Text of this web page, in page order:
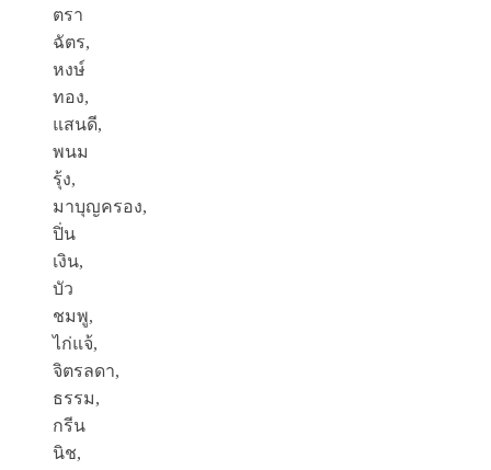
ตรา
ฉัตร,
หงษ์
ทอง,
แสนดี,
พนม
รุ้ง,
มาบุญครอง,
ปิ่น
เงิน,
บัว
ชมพู,
ไก่แจ้,
จิตรลดา,
ธรรม,
กรีน
นิช,